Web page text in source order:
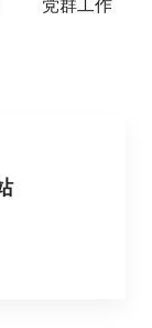
党群工作